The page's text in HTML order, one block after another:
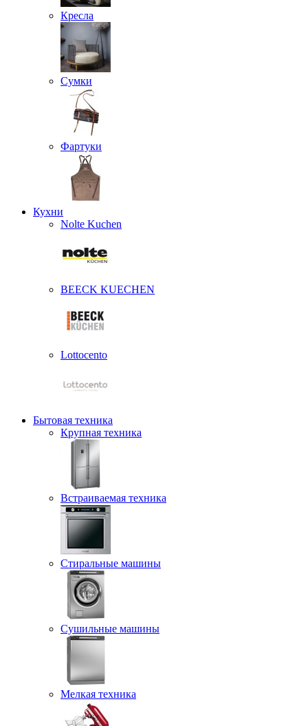
Кресла
Сумки
Фартуки
Кухни
Nolte Kuchen
BEECK KUECHEN
Lottocento
Бытовая техника
Крупная техника
Встраиваемая техника
Стиральные машины
Сушильные машины
Мелкая техника